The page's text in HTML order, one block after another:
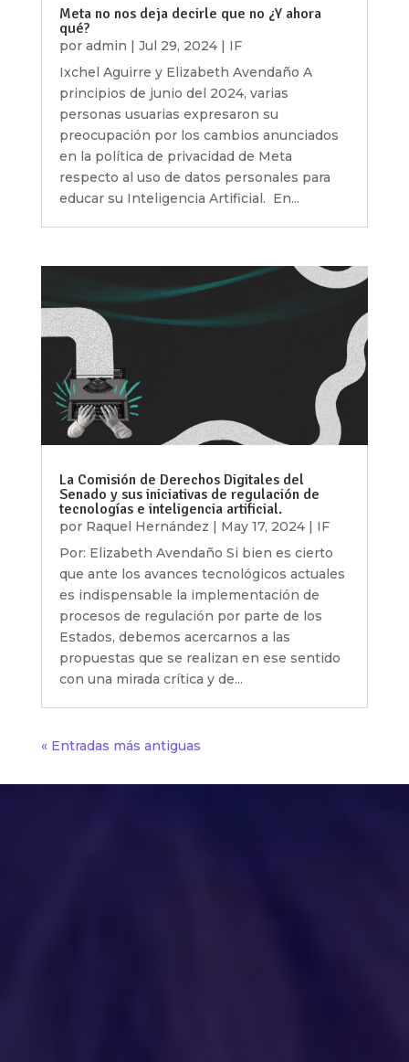
Meta no nos deja decirle que no ¿Y ahora
qué?
por admin Jul 29, 2024| IF
Ixchel Aguirre y Elizabeth Avendaño A
principios de junio del 2024, varias
personas usuarias expresaron su
preocupación por los cambios anunciados
en la política de privacidad de Meta
respecto al uso de datos personales para
educar su Inteligencia Artificial. En...
La Comisión de Derechos Digitales del
Senado y sus iniciativas de regulación de
tecnologías e inteligencia artificial.
por Raquel Hernández May 17, 2024| IF
Por: Elizabeth Avendaño Si bien es cierto
que ante los avances tecnológicos actuales
es indispensable la implementación de
procesos de regulación por parte de los
Estados, debemos acercarnos a las
propuestas que se realizan en ese sentido
con una mirada crítica y de...
« Entradas más antiguas